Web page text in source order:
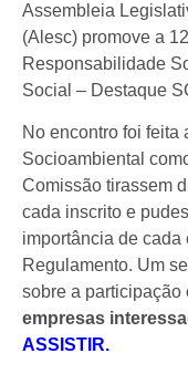
Assembleia
(Alesc) promove a
Responsabilidade
Social – Destaque
No encontro foi feita
Socioambiental
Comissão tirassem
cada inscrito e
importância de
Regulamento. Um
sobre a participação
empresas
ASSISTIR.